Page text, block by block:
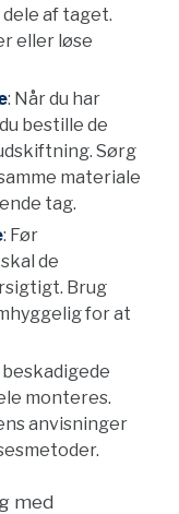
af taget.
eller løse
: Når du har
bestille de
Sørg
materiale
tag.
: Før
de
Brug
for at
beskadigede
monteres.
anvisninger
med